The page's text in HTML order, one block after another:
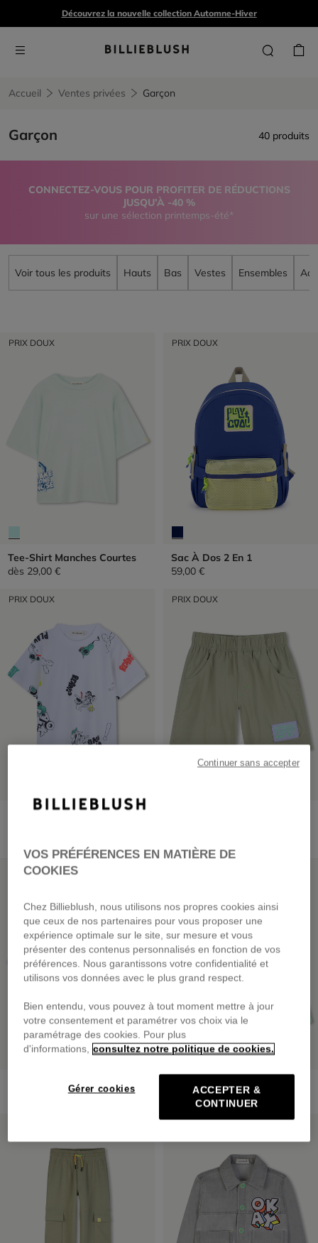
Découvrez la nouvelle collection Automne-Hiver
Accueil Ventes privées Garçon
Garçon 40 produits
CONNECTEZ-VOUS POUR PROFITER DE RÉDUCTIONS
JUSQU’À -40 %
sur une sélection printemps-été*
Voir tous les produits Hauts Bas Vestes Ensembles
PRIX DOUX
Tee-Shirt Manches Courtes
dès 29,00 €
PRIX DOUX
Sac À Dos 2 En 1
59,00 €
PRIX DOUX
Tee-Shirt Manches Courtes
PRIX DOUX
PRIX DOUX
Tee-Shirt Manches Courtes
79,00 €
VOS PRÉFÉRENCES EN MATIÈRE DE
COOKIES
Chez Billieblush, nous utilisons nos propres cookies ainsi
que ceux de nos partenaires pour vous proposer une
expérience optimale sur le site, sur mesure et vous
présenter des contenus personnalisés en fonction de vos
préférences. Nous garantissons votre confidentialité et
utilisons vos données avec le plus grand respect.
Bien entendu, vous pouvez à tout moment mettre à jour
votre consentement et paramétrer vos choix via le
paramétrage des cookies. Pour plus
d'informations, consultez notre politique de cookies.
Gérer cookies
ACCEPTER &
CONTINUER
Continuer sans accepter